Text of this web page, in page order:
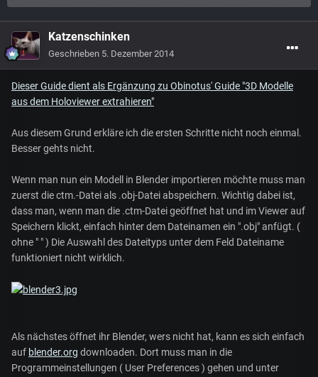
Katzenschinken
Geschrieben 5. Dezember 2014
Dieser Guide dient als Ergänzung zu Obinotus' Guide "3D Modelle
aus dem Holoviewer extrahieren"
Aus diesem Grund erkläre ich die ersten Schritte nicht noch einmal.
Besser gehts nicht.
Wenn man nun ein Modell in Blender importieren möchte muss man
zuerst die ctm.-Datei als .obj-Datei abspeichern. Wichtig dabei ist,
dass man, wenn man die .ctm-Datei geöffnet hat und im Viewer auf
Speichern klickt, einfach hinter dem Dateinamen ein ".obj" anfügt. (
ohne " " ) Die Auswahl des Dateityps unter dem Feld Dateiname
funktioniert nicht wirklich.
Als nächstes öffnet ihr Blender, wers nicht hat, kann es sich einfach
auf blender.org downloaden. Dort muss man in die
Programmeinstellungen ( User Preferences ) gehen und unter